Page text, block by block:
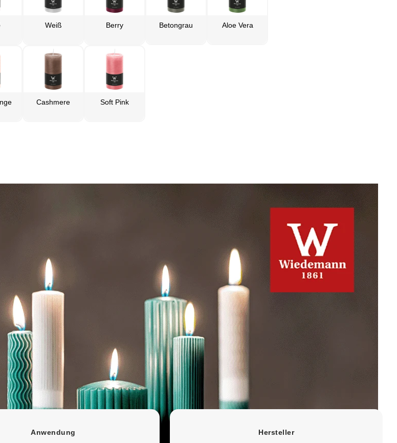
Weiß Berry Betongrau Aloe Vera
Cashmere Soft Pink
Kerzen bestehen aus 100%
Empfehlungen. Sie brennen
ca. 130 mm. Wiedemann
Qualität und Design.
Anwendung Hersteller